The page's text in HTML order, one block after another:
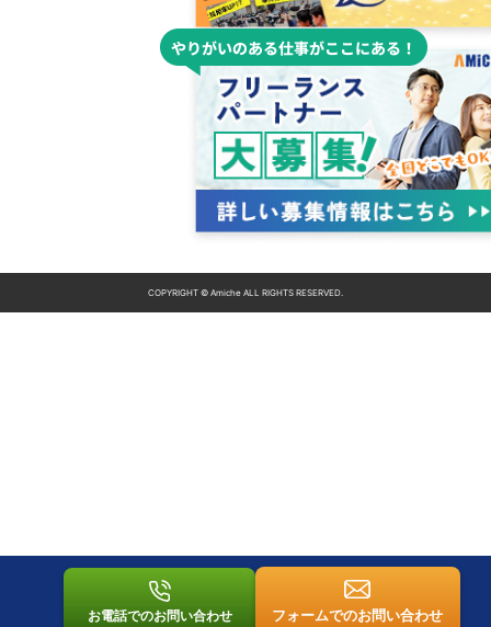
COPYRIGHT © Amiche ALL RIGHTS RESERVED.
お電話でのお問い合わせ フォームでのお問い合わせ